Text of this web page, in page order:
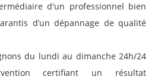
d'un professionnel bien
d’un dépannage de qualité
du lundi au dimanche 24h/24
certifiant un résultat